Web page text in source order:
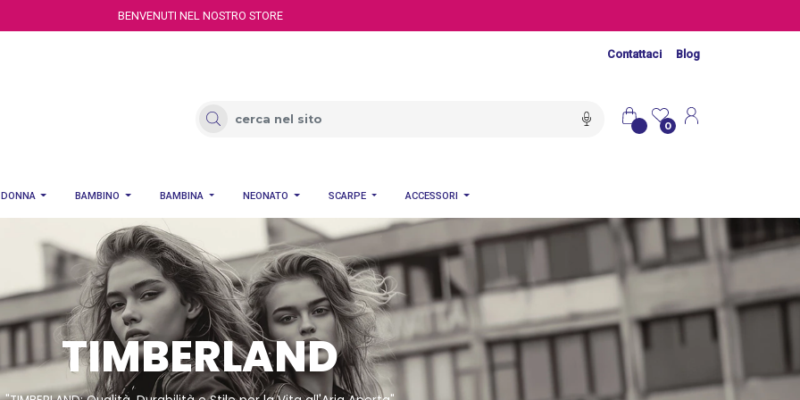
BENVENUTI NEL NOSTRO STORE
Contattaci Blog
0
DONNA BAMBINO BAMBINA NEONATO SCARPE ACCESSORI
TIMBERLAND